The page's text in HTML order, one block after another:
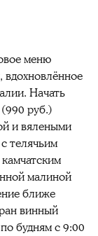
меню
вдохновлённое
Начать
руб.)
и вялеными
телячьим
малиной
ближе
винный
будням с 9:00